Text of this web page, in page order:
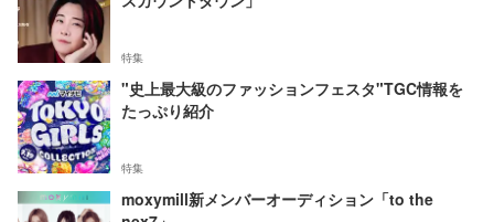
特集
"史上最大級のファッションフェスタ"TGC情報を
たっぷり紹介
特集
moxymill新メンバーオーディション「to the